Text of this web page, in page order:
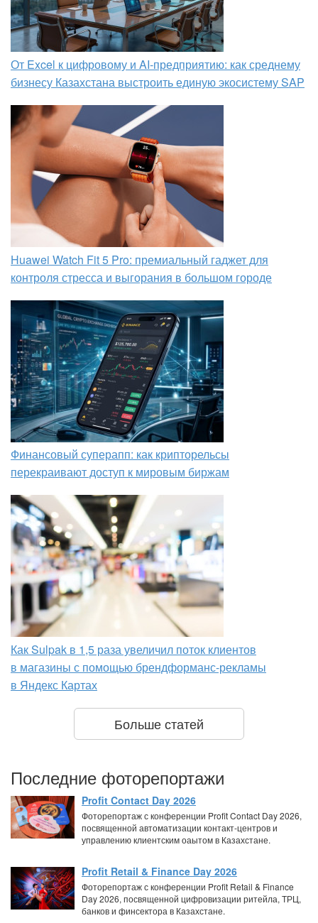
От Excel к цифровому и AI‑предприятию: как среднему
бизнесу Казахстана выстроить единую экосистему SAP
Huawei Watch Fit 5 Pro: премиальный гаджет для
контроля стресса и выгорания в большом городе
Финансовый суперапп: как крипторельсы
перекраивают доступ к мировым биржам
Как Sulpak в 1,5 раза увеличил поток клиентов
в магазины с помощью брендформанс-рекламы
в Яндекс Картах
Больше статей
Последние фоторепортажи
Profit Contact Day 2026
Фоторепортаж с конференции Profit Contact Day 2026,
посвященной автоматизации контакт-центров и
управлению клиентским оаытом в Казахстане.
Profit Retail & Finance Day 2026
Фоторепортаж с конференции Profit Retail & Finance
Day 2026, посвященной цифровизации ритейла, ТРЦ,
банков и финсектора в Казахстане.